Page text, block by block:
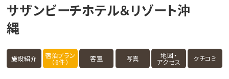
サザンビーチホテル＆リゾート沖
縄
施設紹介 宿泊プラン
（6件） 客室 写真 地図・
アクセス クチコミ